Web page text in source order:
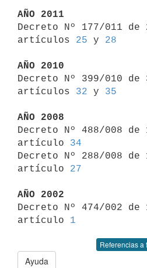
AÑO 2011
Decreto Nº 177/011 de
artículos 25 y 28
AÑO 2010
Decreto Nº 399/010 de
artículos 32 y 35
AÑO 2008
Decreto Nº 488/008 de
artículo 34
Decreto Nº 288/008 de
artículo 27
AÑO 2002
Decreto Nº 474/002 de
artículo 1
Referencias a
Ayuda